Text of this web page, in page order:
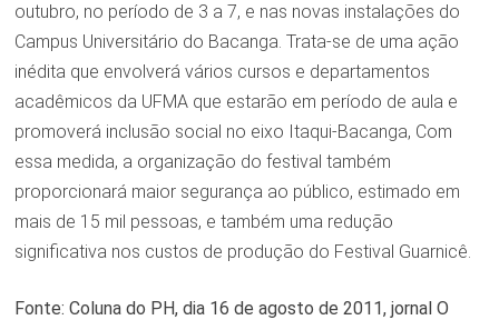
outubro, no período de 3 a 7, e nas novas instalações do
Campus Universitário do Bacanga. Trata-se de uma ação
inédita que envolverá vários cursos e departamentos
acadêmicos da UFMA que estarão em período de aula e
promoverá inclusão social no eixo Itaqui-Bacanga, Com
essa medida, a organização do festival também
proporcionará maior segurança ao público, estimado em
mais de 15 mil pessoas, e também uma redução
significativa nos custos de produção do Festival Guarnicê.
Fonte: Coluna do PH, dia 16 de agosto de 2011, jornal O